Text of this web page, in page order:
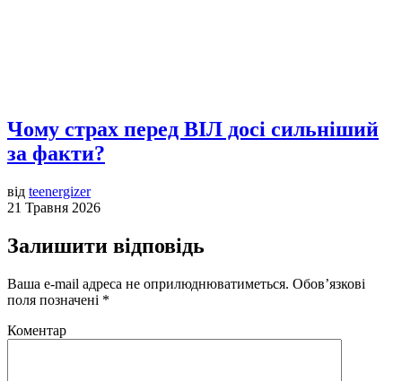
Чому страх перед ВІЛ досі сильніший
за факти?
від teenergizer
21 Травня 2026
Залишити відповідь
Ваша e-mail адреса не оприлюднюватиметься. Обов’язкові
поля позначені *
Коментар